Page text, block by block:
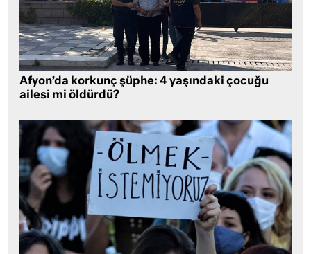
Afyon’da korkunç şüphe: 4 yaşındaki çocuğu
ailesi mi öldürdü?